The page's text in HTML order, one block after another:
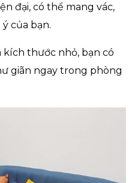
đại, có thể mang vác,
của bạn.
thước nhỏ, bạn có
giãn ngay trong phòng